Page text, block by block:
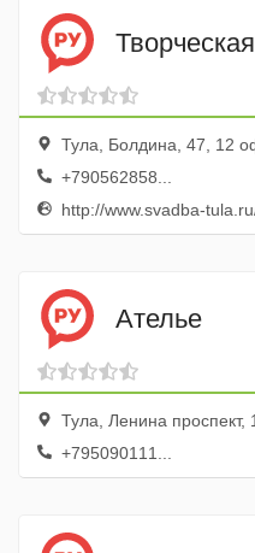
Тула, Болдина, 47, 12
+790562858...
http://www.svadba-
Ателье
Тула, Ленина
+795090111...